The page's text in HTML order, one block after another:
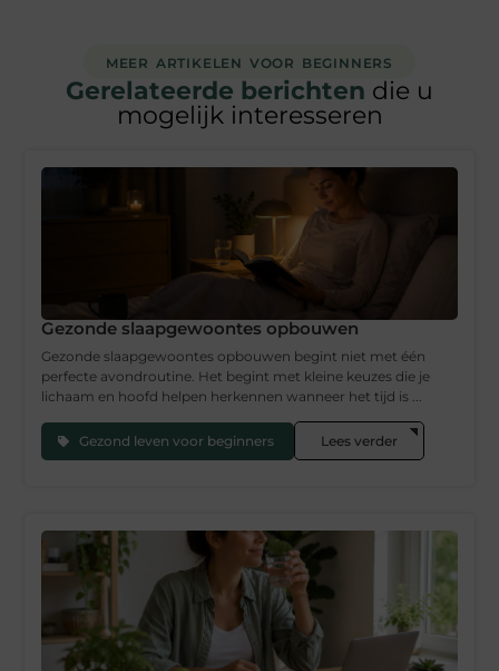
MEER ARTIKELEN VOOR BEGINNERS
Gerelateerde berichten die u
mogelijk interesseren
Gezonde slaapgewoontes opbouwen
Gezonde slaapgewoontes opbouwen begint niet met één
perfecte avondroutine. Het begint met kleine keuzes die je
lichaam en hoofd helpen herkennen wanneer het tijd is ...
Gezond leven voor beginners Lees verder